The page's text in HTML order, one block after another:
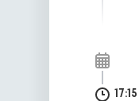
17:15